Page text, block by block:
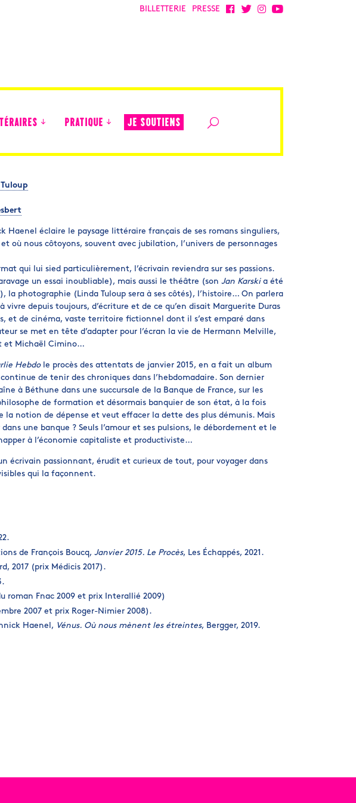
BILLETTERIE PRESSE
PRATIQUE JE SOUTIENS
Haenel éclaire le paysage littéraire français de ses romans singuliers,
où nous côtoyons, souvent avec jubilation, l’univers de personnages
qui lui sied particulièrement, l’écrivain reviendra sur ses passions.
un essai inoubliable), mais aussi le théâtre (son Jan Karskia été
la photographie (Linda Tuloup sera à ses côtés), l’histoire… On parlera
vivre depuis toujours, d’écriture et de ce qu’en disait Marguerite Duras
et de cinéma, vaste territoire fictionnel dont il s’est emparé dans
se met en tête d’adapter pour l’écran la vie de Hermann Melville,
et Michaël Cimino…
Hebdole procès des attentats de janvier 2015, en a fait un album
de tenir des chroniques dans l’hebdomadaire. Son dernier
à Béthune dans une succursale de la Banque de France, sur les
de formation et désormais banquier de son état, à la fois
notion de dépense et veut effacer la dette des plus démunis. Mais
une banque ? Seuls l’amour et ses pulsions, le débordement et le
à l’économie capitaliste et productiviste…
écrivain passionnant, érudit et curieux de tout, pour voyager dans
qui la façonnent.
de François Boucq, Janvier 2015. Le Procès, Les Échappés, 2021.
2017 (prix Médicis 2017).
roman Fnac 2009 et prix Interallié 2009)
2007 et prix Roger-Nimier 2008).
Haenel, Vénus. Où nous mènent les étreintes, Bergger, 2019.